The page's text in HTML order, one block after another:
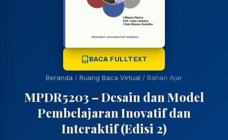
BACA FULLTEXT
Beranda / Ruang Baca Virtual / Bahan Ajar
MPDR5203 – Desain dan Model
Pembelajaran Inovatif dan
Interaktif (Edisi 2)
NARA
LIBRARY NAVIGASI AKSES
REFERENSI AKADEMIK
Online
PUSTAKAWAN DIGITAL UT · LAYANAN INFORMASI
AKADEMIK